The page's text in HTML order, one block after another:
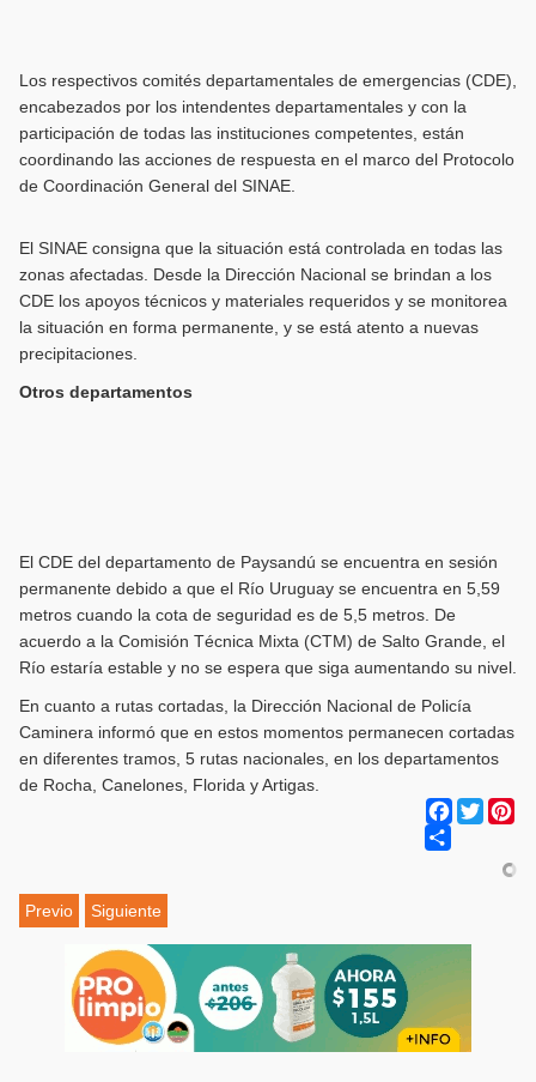
Los respectivos comités departamentales de emergencias (CDE),
encabezados por los intendentes departamentales y con la
participación de todas las instituciones competentes, están
coordinando las acciones de respuesta en el marco del Protocolo
de Coordinación General del SINAE.
El SINAE consigna que la situación está controlada en todas las
zonas afectadas. Desde la Dirección Nacional se brindan a los
CDE los apoyos técnicos y materiales requeridos y se monitorea
la situación en forma permanente, y se está atento a nuevas
precipitaciones.
Otros departamentos
El CDE del departamento de Paysandú se encuentra en sesión
permanente debido a que el Río Uruguay se encuentra en 5,59
metros cuando la cota de seguridad es de 5,5 metros. De
acuerdo a la Comisión Técnica Mixta (CTM) de Salto Grande, el
Río estaría estable y no se espera que siga aumentando su nivel.
En cuanto a rutas cortadas, la Dirección Nacional de Policía
Caminera informó que en estos momentos permanecen cortadas
en diferentes tramos, 5 rutas nacionales, en los departamentos
de Rocha, Canelones, Florida y Artigas.
Facebook
Twitter
Previo Siguiente